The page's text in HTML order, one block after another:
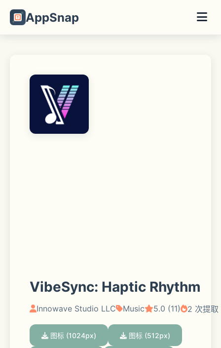
AppSnap
VibeSync: Haptic Rhythm
Innowave Studio LLC Music 5.0 (11) 2 次提取
图标 (1024px) 图标 (512px)